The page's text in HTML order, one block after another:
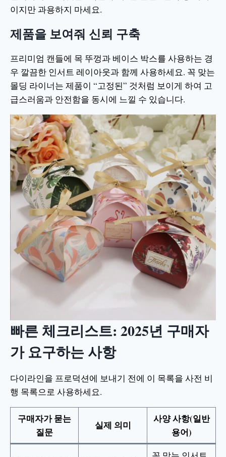
이지만 과용하지 마세요.
제품을 보여줘 신뢰 구축
프리미엄 캔들에 목 뚜껑과 베이스 박스를 사용하는 경
우 깔끔한 인서트 레이아웃과 함께 사용하세요. 꼭 맞는
몰딩 라이너는 제품이 “고정된” 것처럼 보이게 하여 고
급스러움과 안전함을 동시에 느낄 수 있습니다.
빠른 체크리스트: 2025년 구매자
가 요구하는 사항
다이라인을 프로덕션에 보내기 전에 이 목록을 사전 비
행 목록으로 사용하세요.
구매자가 묻는
질문
실제 의미
사양 사항(일반
용어)